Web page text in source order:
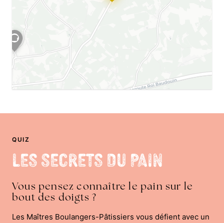
QUIZ
Les Secrets du Pain
Vous pensez connaître le pain sur le
bout des doigts ?
Les Maîtres Boulangers-Pâtissiers vous défient avec un